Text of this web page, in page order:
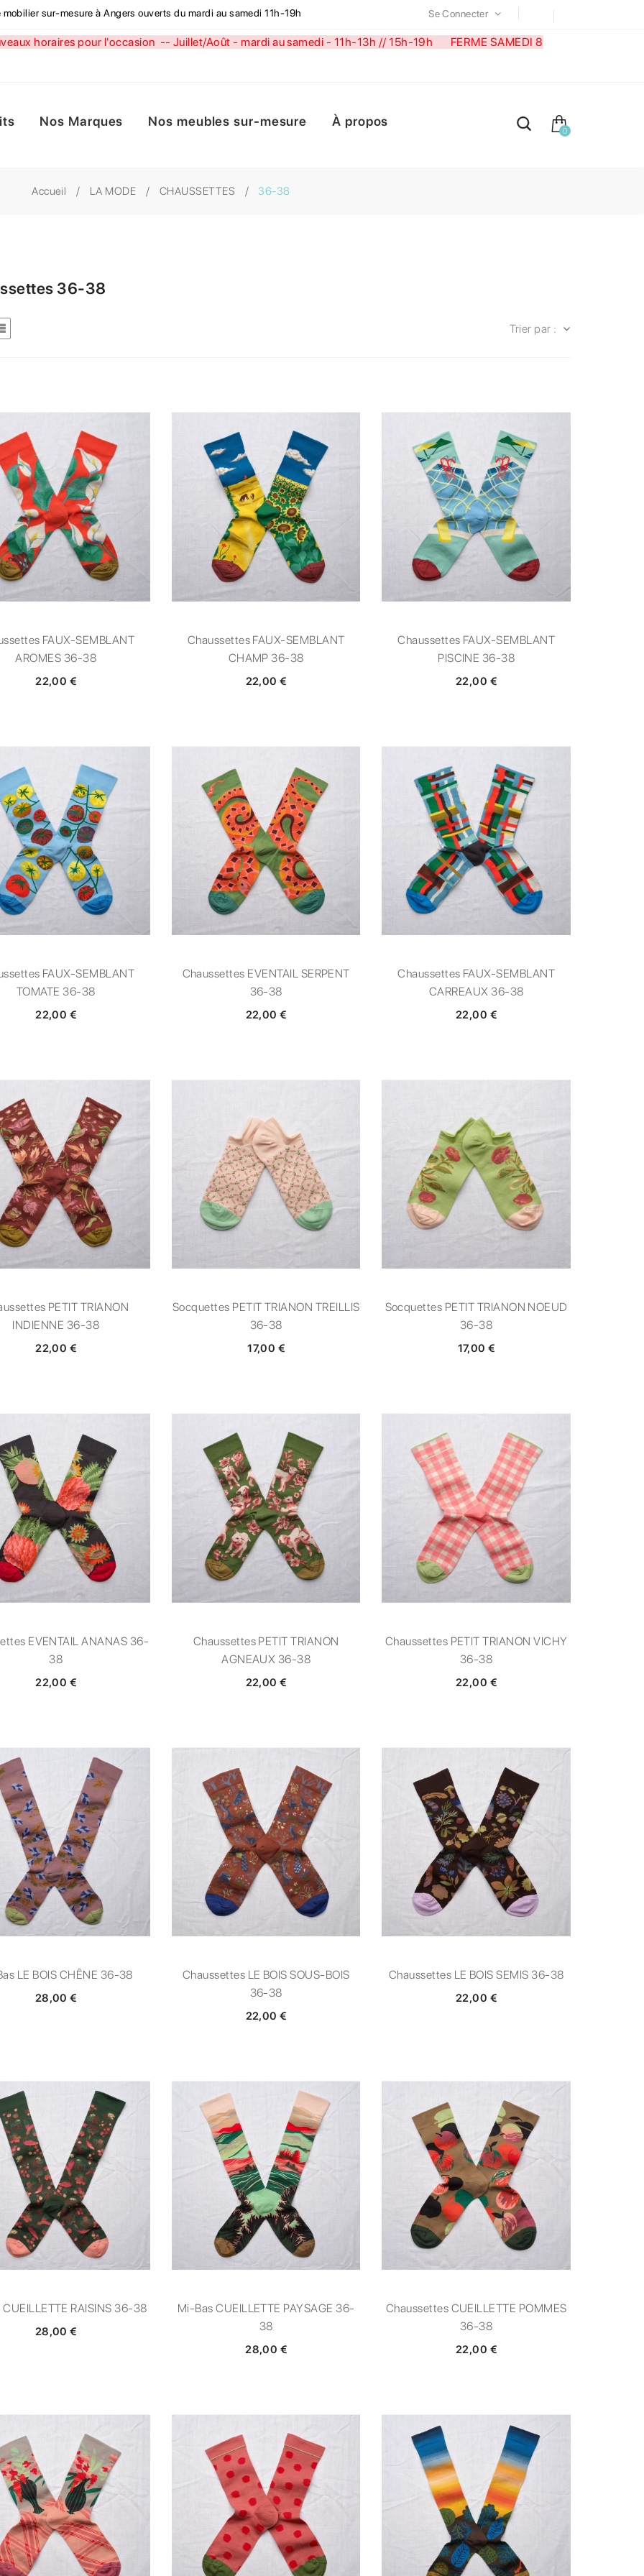
sur-mesure à Angers ouverts du mardi au samedi 11h-19h Se Connecter
horaires pour l'occasion -- Juillet/Août - mardi au samedi - 11h-13h // 15h-19h FERME SAMEDI 8
Nos Marques Nos meubles sur-mesure À propos
0
Accueil LA MODE CHAUSSETTES 36-38
36-38
Trier par :
FAUX-SEMBLANT
AROMES 36-38
22,00 €
Chaussettes FAUX-SEMBLANT
CHAMP 36-38
22,00 €
Chaussettes FAUX-SEMBLANT
PISCINE 36-38
22,00 €
FAUX-SEMBLANT
TOMATE 36-38
22,00 €
Chaussettes EVENTAIL SERPENT
36-38
22,00 €
Chaussettes FAUX-SEMBLANT
CARREAUX 36-38
22,00 €
PETIT TRIANON
INDIENNE 36-38
22,00 €
Socquettes PETIT TRIANON TREILLIS
36-38
17,00 €
Socquettes PETIT TRIANON NOEUD
36-38
17,00 €
EVENTAIL ANANAS 36-
38
22,00 €
Chaussettes PETIT TRIANON
AGNEAUX 36-38
22,00 €
Chaussettes PETIT TRIANON VICHY
36-38
22,00 €
LE BOIS CHÊNE 36-38
28,00 €
Chaussettes LE BOIS SOUS-BOIS
36-38
22,00 €
Chaussettes LE BOIS SEMIS 36-38
22,00 €
RAISINS 36-38
28,00 €
Mi-Bas CUEILLETTE PAYSAGE 36-
38
28,00 €
Chaussettes CUEILLETTE POMMES
36-38
22,00 €